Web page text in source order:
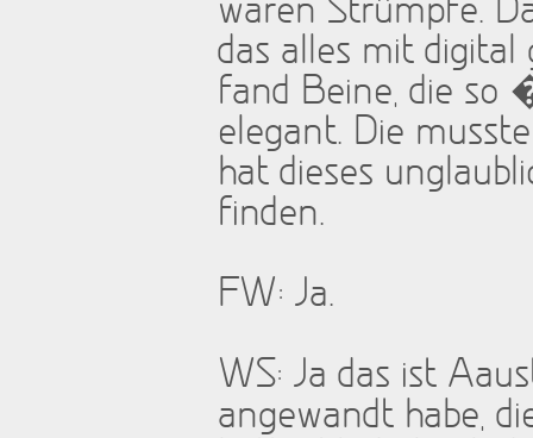
waren Strümpfe.
das alles mit
fand Beine, die so
elegant. Die
hat dieses
finden.
FW: Ja.
WS: Ja das ist
angewandt habe,